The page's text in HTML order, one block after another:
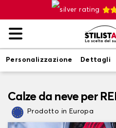
Personalizzazione Dettagli
Calze da neve per
Prodotto in Europa